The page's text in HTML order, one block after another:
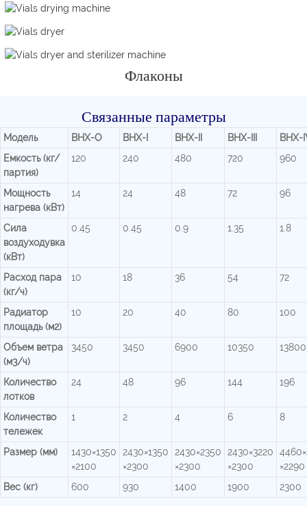
Флаконы
Связанные параметры
Модель BHX-O BHX-I BHX-II BHX-III
BHX-
Емкость (кг/
партия)
120 240 480 720 960
Мощность
нагрева (кВт)
14 24 48 72 96
Сила
воздуходувка
(кВт)
0.45 0.45 0.9 1.35 1.8
Расход пара
(кг/ч)
10 18 36 54 72
Радиатор
площадь (м2)
10 20 40 80 100
Объем ветра
(м3/ч)
3450 3450 6900 10350 13800
Количество
лотков
24 48 96 144 196
Количество
тележек
1 2 4 6 8
Размер (мм)
1430×1350
×2100
2430×1350
×2300
2430×2350
×2300
2430×3220
×2300
×2290
Вес (кг)
600 930 1400 1900 2300